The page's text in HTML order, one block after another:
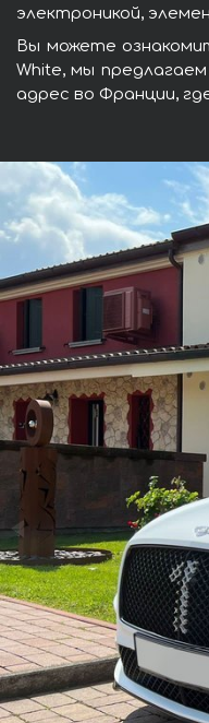
электроникой,
Вы можете
White, мы
адрес во Франции,